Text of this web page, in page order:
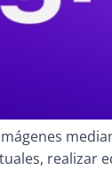
realizar